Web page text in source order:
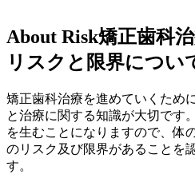
About Risk矯正歯科
リスクと限界につい
矯正歯科治療を進めていくため
と治療に関する知識が大切です
を生むことになりますので、体
のリスク及び限界があることを
す。